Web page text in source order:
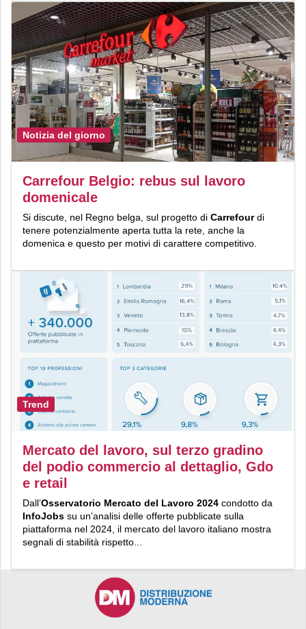
Notizia del giorno
Carrefour Belgio: rebus sul lavoro
domenicale
Si discute, nel Regno belga, sul progetto di Carrefourdi
tenere potenzialmente aperta tutta la rete, anche la
domenica e questo per motivi di carattere competitivo.
Trend
Mercato del lavoro, sul terzo gradino
del podio commercio al dettaglio, Gdo
e retail
Dall’Osservatorio Mercato del Lavoro 2024 condotto da
InfoJobs su un’analisi delle offerte pubblicate sulla
piattaforma nel 2024, il mercato del lavoro italiano mostra
segnali di stabilità rispetto...